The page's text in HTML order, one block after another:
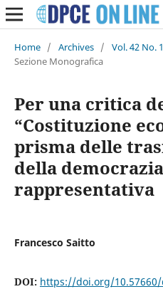
Home / Archives / Vol. 42 No.
Sezione Monografica
Per una critica
“Costituzione
prisma delle
della democrazia
rappresentativa
Francesco Saitto
DOI: https://doi.org/10.57660/